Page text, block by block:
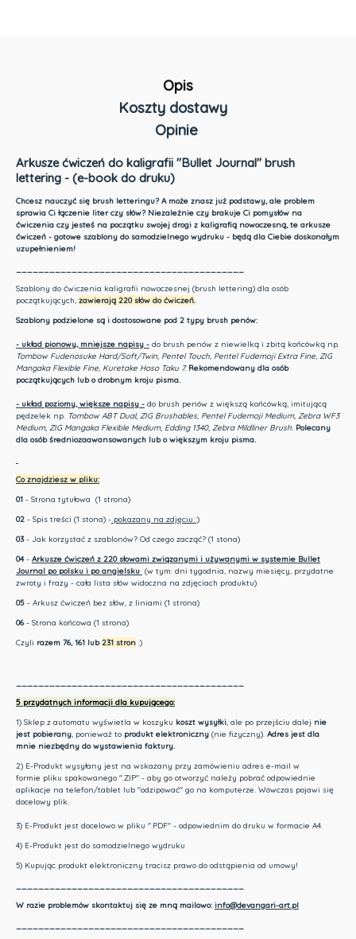
Opis
Koszty dostawy
Cena nie zawiera ewentualnych kosztów płatności
Opinie
Arkusze ćwiczeń do kaligrafii "Bullet Journal" brush
lettering - (e-book do druku)
Chcesz nauczyć się brush letteringu? A może znasz już podstawy, ale problem
sprawia Ci łączenie liter czy słów? Niezależnie czy brakuje Ci pomysłów na
ćwiczenia czy jesteś na początku swojej drogi z kaligrafią nowoczesną, te arkusze
ćwiczeń - gotowe szablony do samodzielnego wydruku - będą dla Ciebie doskonałym
uzupełnieniem!
Szablony do ćwiczenia kaligrafii nowoczesnej (brush lettering) dla osób
początkujących, zawierają 220 słów do ćwiczeń.
Szablony podzielone są i dostosowane pod 2 typy brush penów:
- układ pionowy, mniejsze napisy -do brush penów z niewielką i zbitą końcówką np.
Tombow Fudenosuke Hard/Soft/Twin, Pentel Touch, Pentel Fudemoji Extra Fine, ZIG
Mangaka Flexible Fine, Kuretake Hoso Taku 7.Rekomendowany dla osób
początkujących lub o drobnym kroju pisma.
- układ poziomy, większe napisy -do brush penów z większą końcówką, imitującą
pędzelek np. Tombow ABT Dual, ZIG Brushables, Pentel Fudemoji Medium, Zebra WF3
Medium, ZIG Mangaka Flexible Medium, Edding 1340, Zebra Mildliner Brush. Polecany
dla osób średniozaawansowanych lub o większym kroju pisma.
Co znajdziesz w pliku:
01- Strona tytułowa (1 strona)
02- Spis treści (1 stona) -pokazany na zdjęciu :)
03- Jak korzystać z szablonów? Od czego zacząć? (1 stona)
04- Arkusze ćwiczeń z 220 słowami związanymi i używanymi w systemie Bullet
Journal po polsku i po angielsku (w tym: dni tygodnia, nazwy miesięcy, przydatne
zwroty i frazy - cała lista słów widoczna na zdjęciach produktu)
05- Arkusz ćwiczeń bez słów, z liniami (1 strona)
06- Strona końcowa (1 strona)
Czyli razem 76, 161 lub231 stron:)
5 przydatnych informacji dla kupującego:
1) Sklep z automatu wyświetla w koszyku koszt wysyłki, ale po przejściu dalej nie
jest pobierany, ponieważ to produkt elektroniczny(nie fizyczny). Adres jest dla
mnie niezbędny do wystawienia faktury.
2) E-Produkt wysyłany jest na wskazany przy zamówieniu adres e-mail w
formie pliku spakowanego ".ZIP" - aby go otworzyć należy pobrać odpowiednie
aplikacje na telefon/tablet lub "odzipować" go na komputerze. Wówczas pojawi się
docelowy plik.
3) E-Produkt jest docelowo w pliku ".PDF" - odpowiednim do druku w formacie A4.
4) E-Produkt jest do samodzielnego wydruku
5) Kupując produkt elektroniczny tracisz prawo do odstąpienia od umowy!
W razie problemów skontaktuj się ze mną mailowo: info@devangari-art.pl